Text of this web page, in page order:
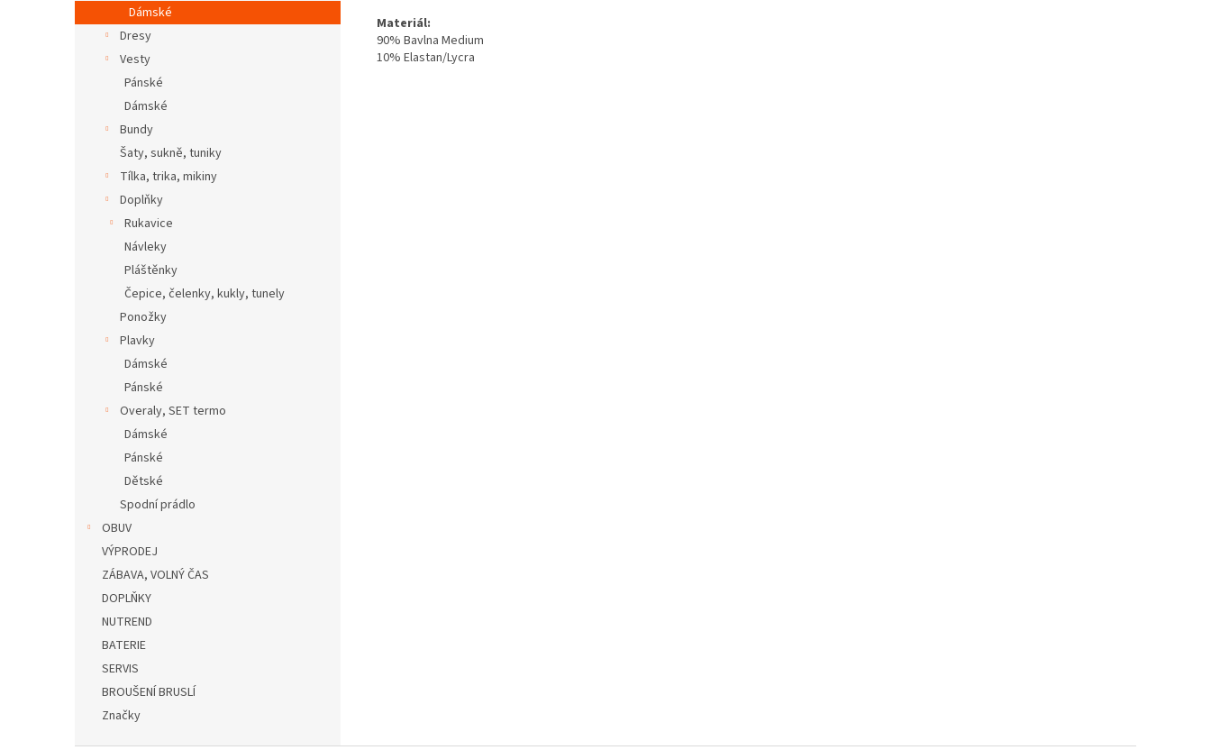
Dámské
Dresy
Vesty
Pánské
Dámské
Bundy
Šaty, sukně, tuniky
Tílka, trika, mikiny
Doplňky
Rukavice
Návleky
Pláštěnky
Čepice, čelenky, kukly, tunely
Ponožky
Plavky
Dámské
Pánské
Overaly, SET termo
Dámské
Pánské
Dětské
Spodní prádlo
OBUV
VÝPRODEJ
ZÁBAVA, VOLNÝ ČAS
DOPLŇKY
NUTREND
BATERIE
SERVIS
BROUŠENÍ BRUSLÍ
Značky
Materiál:
90% Bavlna Medium
10% Elastan/Lycra